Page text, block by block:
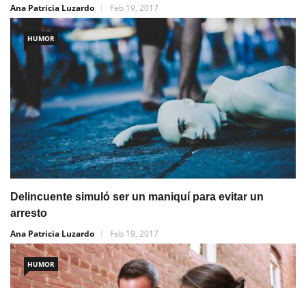
Ana Patricia Luzardo
Feb 19, 2017
HUMOR
Delincuente simuló ser un maniquí para evitar un
arresto
Ana Patricia Luzardo
Feb 19, 2017
HUMOR